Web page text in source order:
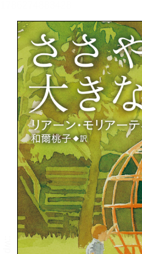
書誌情報
この作品の書誌情報を表示します。
目次・しおり・メモ
目次・しおり・メモを一覧で表示します。
本文検索
本文内から文字を検索します。
自動ページ送り
一定時間経つ毎に自動でページを送ります。
リーダー設定
文字サイズ、エフェクトの変更などを行います。